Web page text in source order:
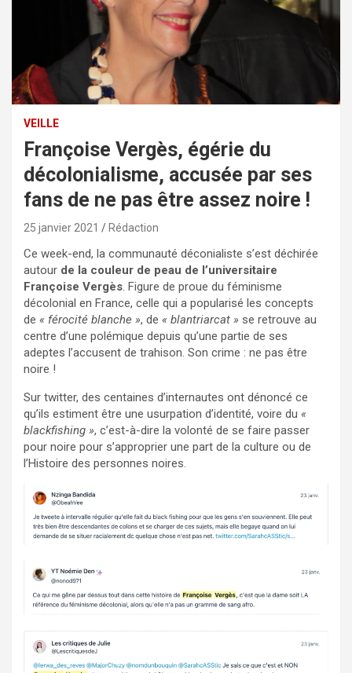
VEILLE
Françoise Vergès, égérie du
décolonialisme, accusée par ses
fans de ne pas être assez noire !
25 janvier 2021 Rédaction
Ce week-end, la communauté déconialiste s’est déchirée
autour de la couleur de peau de l’universitaire
Françoise Vergès. Figure de proue du féminisme
décolonial en France, celle qui a popularisé les concepts
de « férocité blanche », de « blantriarcat » se retrouve au
centre d’une polémique depuis qu’une partie de ses
adeptes l’accusent de trahison. Son crime : ne pas être
noire !
Sur twitter, des centaines d’internautes ont dénoncé ce
qu’ils estiment être une usurpation d’identité, voire du «
blackfishing », c’est-à-dire la volonté de se faire passer
pour noire pour s’approprier une part de la culture ou de
l’Histoire des personnes noires.